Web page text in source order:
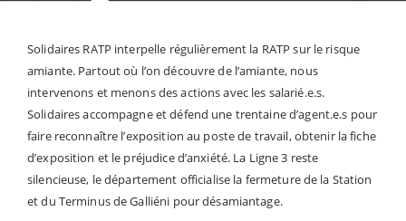
Solidaires RATP interpelle régulièrement la RATP sur le risque
amiante. Partout où l’on découvre de l’amiante, nous
intervenons et menons des actions avec les salarié.e.s.
Solidaires accompagne et défend une trentaine d’agent.e.s pour
faire reconnaître l’exposition au poste de travail, obtenir la fiche
d’exposition et le préjudice d’anxiété. La Ligne 3 reste
silencieuse, le département officialise la fermeture de la Station
et du Terminus de Galliéni pour désamiantage.